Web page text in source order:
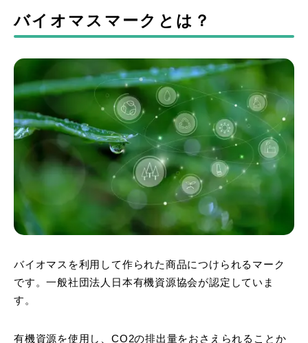
バイオマスマークとは？
バイオマスを利用して作られた商品につけられるマーク
です。一般社団法人日本有機資源協会が認定していま
す。
有機資源を使用し、CO2の排出量をおさえられることか